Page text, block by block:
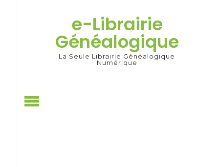
e-Librairie
Généalogique
La Seule Librairie Généalogique
Numérique